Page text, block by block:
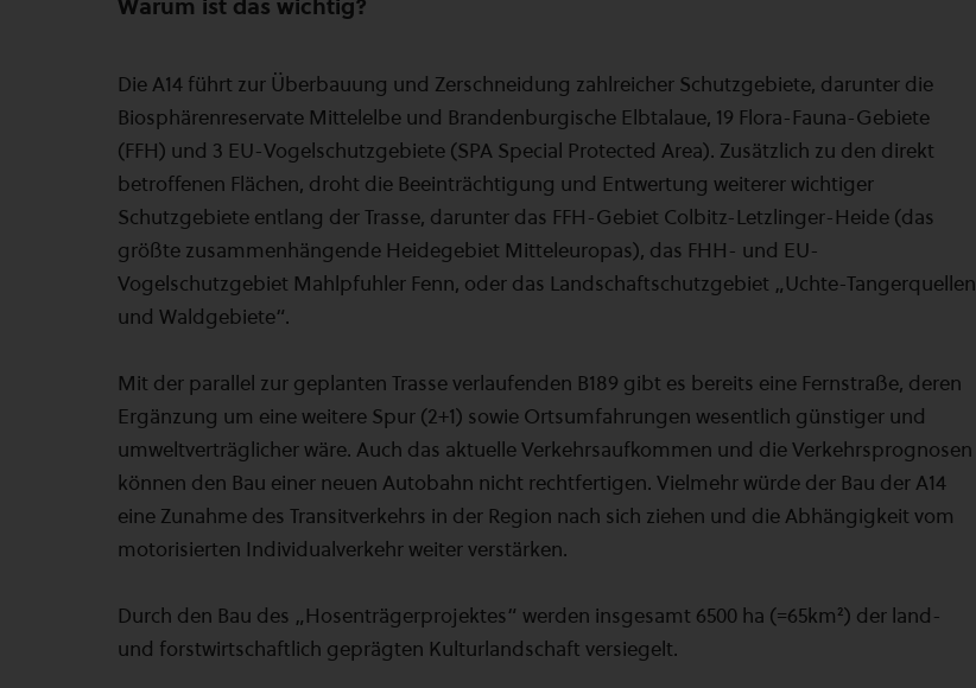
Die A14 führt zur Überbauung und Zerschneidung zahlreicher Schutzgebiete, darunter die
Biosphärenreservate Mittelelbe und Brandenburgische Elbtalaue, 19 Flora-Fauna-Gebiete
(FFH) und 3 EU-Vogelschutzgebiete (SPA Special Protected Area). Zusätzlich zu den direkt
betroffenen Flächen, droht die Beeinträchtigung und Entwertung weiterer wichtiger
Schutzgebiete entlang der Trasse, darunter das FFH-Gebiet Colbitz-Letzlinger-Heide (das
größte zusammenhängende Heidegebiet Mitteleuropas), das FHH- und EU-
Vogelschutzgebiet Mahlpfuhler Fenn, oder das Landschaftschutzgebiet „Uchte-Tangerquellen
und Waldgebiete“.
Mit der parallel zur geplanten Trasse verlaufenden B189 gibt es bereits eine Fernstraße, deren
Ergänzung um eine weitere Spur (2+1) sowie Ortsumfahrungen wesentlich günstiger und
umweltverträglicher wäre. Auch das aktuelle Verkehrsaufkommen und die Verkehrsprognosen
können den Bau einer neuen Autobahn nicht rechtfertigen. Vielmehr würde der Bau der A14
eine Zunahme des Transitverkehrs in der Region nach sich ziehen und die Abhängigkeit vom
motorisierten Individualverkehr weiter verstärken.
Durch den Bau des „Hosenträgerprojektes“ werden insgesamt 6500 ha (=65km²) der land-
und forstwirtschaftlich geprägten Kulturlandschaft versiegelt.